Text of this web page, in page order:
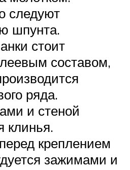
следуют
шпунта.
стоит
составом,
ряда.
и стеной
клинья.
креплением
зажимами и